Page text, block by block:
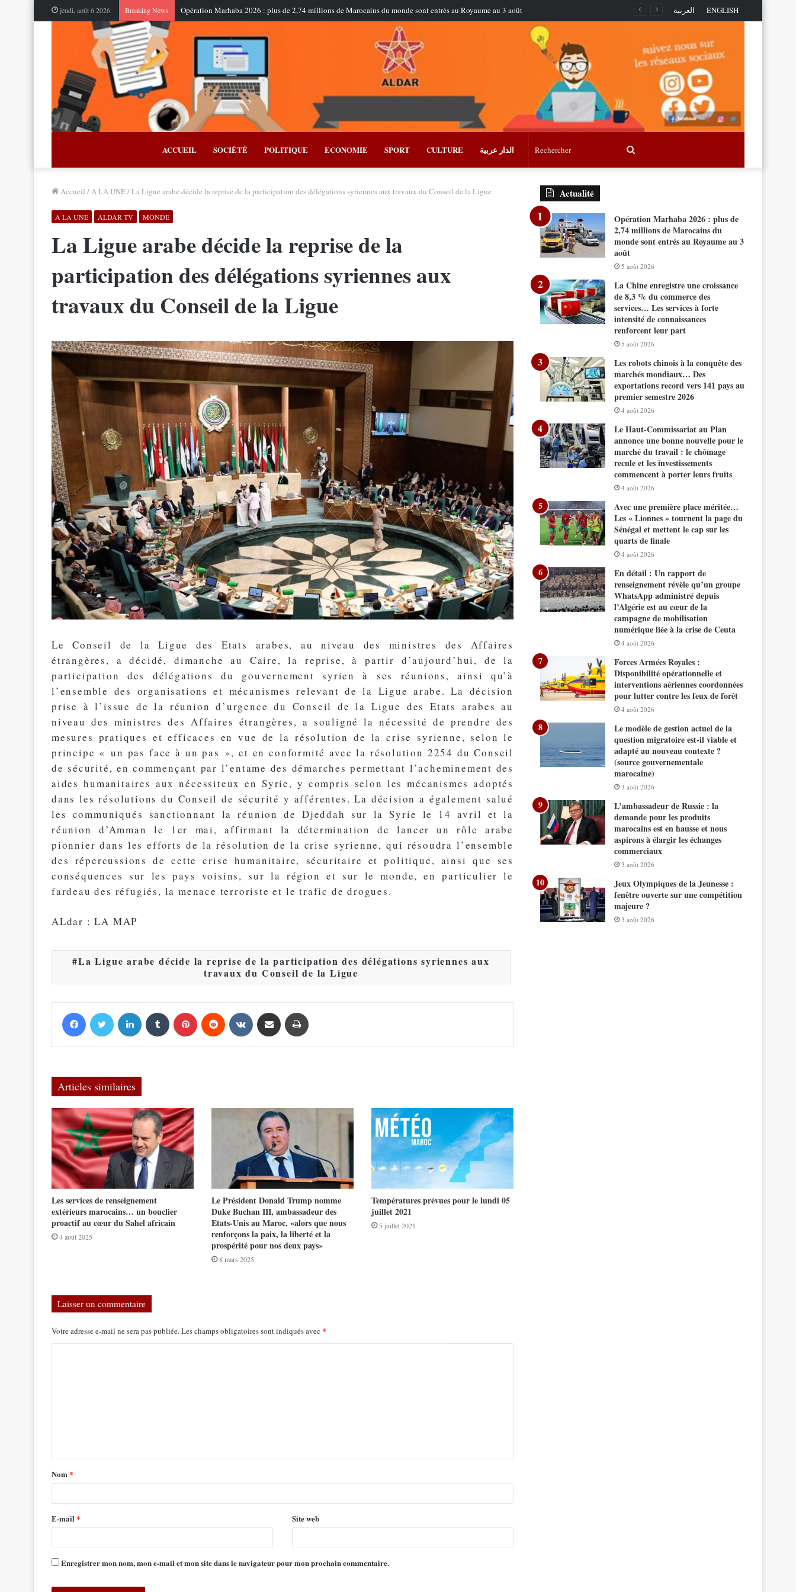
jeudi, août 6 2026 Breaking News Opération Marhaba 2026 : plus de 2,74 millions de Marocains du monde sont entrés au Royaume au 3 août العربية ENGLISH
ACCUEIL SOCIÉTÉ POLITIQUE ECONOMIE SPORT CULTURE الدار عربية Rechercher
Accueil /A LA UNE/La Ligue arabe décide la reprise de la participation des délégations syriennes aux travaux du Conseil de la Ligue
A LA UNE ALDAR TV MONDE
La Ligue arabe décide la reprise de la
participation des délégations syriennes aux
travaux du Conseil de la Ligue
Le Conseil de la Ligue des Etats arabes, au niveau des ministres des Affaires
étrangères, a décidé, dimanche au Caire, la reprise, à partir d’aujourd’hui, de la
participation des délégations du gouvernement syrien à ses réunions, ainsi qu’à
l’ensemble des organisations et mécanismes relevant de la Ligue arabe. La décision
prise à l’issue de la réunion d’urgence du Conseil de la Ligue des Etats arabes au
niveau des ministres des Affaires étrangères, a souligné la nécessité de prendre des
mesures pratiques et efficaces en vue de la résolution de la crise syrienne, selon le
principe « un pas face à un pas », et en conformité avec la résolution 2254 du Conseil
de sécurité, en commençant par l’entame des démarches permettant l’acheminement des
aides humanitaires aux nécessiteux en Syrie, y compris selon les mécanismes adoptés
dans les résolutions du Conseil de sécurité y afférentes. La décision a également salué
les communiqués sanctionnant la réunion de Djeddah sur la Syrie le 14 avril et la
réunion d’Amman le 1er mai, affirmant la détermination de lancer un rôle arabe
pionnier dans les efforts de la résolution de la crise syrienne, qui résoudra l’ensemble
des répercussions de cette crise humanitaire, sécuritaire et politique, ainsi que ses
conséquences sur les pays voisins, sur la région et sur le monde, en particulier le
fardeau des réfugiés, la menace terroriste et le trafic de drogues.
ALdar : LA MAP
La Ligue arabe décide la reprise de la participation des délégations syriennes aux
travaux du Conseil de la Ligue
Articles similaires
Les services de renseignement
extérieurs marocains… un bouclier
proactif au cœur du Sahel africain
4 août 2025
Le Président Donald Trump nomme
Duke Buchan III, ambassadeur des
Etats-Unis au Maroc, «alors que nous
renforçons la paix, la liberté et la
prospérité pour nos deux pays»
8 mars 2025
Températures prévues pour le lundi 05
juillet 2021
5 juillet 2021
Laisser un commentaire
Votre adresse e-mail ne sera pas publiée. Les champs obligatoires sont indiqués avec *
Nom *
E-mail * Site web
Enregistrer mon nom, mon e-mail et mon site dans le navigateur pour mon prochain commentaire.
Actualité
Opération Marhaba 2026 : plus de
2,74 millions de Marocains du
monde sont entrés au Royaume au 3
août
5 août 2026
La Chine enregistre une croissance
de 8,3 % du commerce des
services… Les services à forte
intensité de connaissances
renforcent leur part
5 août 2026
Les robots chinois à la conquête des
marchés mondiaux… Des
exportations record vers 141 pays au
premier semestre 2026
4 août 2026
Le Haut-Commissariat au Plan
annonce une bonne nouvelle pour le
marché du travail : le chômage
recule et les investissements
commencent à porter leurs fruits
4 août 2026
Avec une première place méritée…
Les « Lionnes » tournent la page du
Sénégal et mettent le cap sur les
quarts de finale
4 août 2026
En détail : Un rapport de
renseignement révèle qu’un groupe
WhatsApp administré depuis
l’Algérie est au cœur de la
campagne de mobilisation
numérique liée à la crise de Ceuta
4 août 2026
Forces Armées Royales :
Disponibilité opérationnelle et
interventions aériennes coordonnées
pour lutter contre les feux de forêt
4 août 2026
Le modèle de gestion actuel de la
question migratoire est-il viable et
adapté au nouveau contexte ?
(source gouvernementale
marocaine)
3 août 2026
L’ambassadeur de Russie : la
demande pour les produits
marocains est en hausse et nous
aspirons à élargir les échanges
commerciaux
3 août 2026
Jeux Olympiques de la Jeunesse :
fenêtre ouverte sur une compétition
majeure ?
3 août 2026